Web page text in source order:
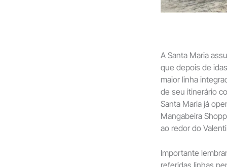
A Santa Maria
que depois de
maior linha
de seu itinerário
Santa Maria já
Mangabeira
ao redor do
Importante